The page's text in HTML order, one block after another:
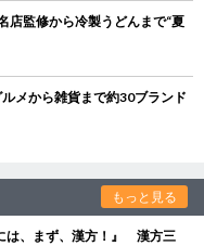
監修から冷製うどんまで“夏
メから雑貨まで約30ブランド
もっと見る
は、まず、漢方！』 漢方三